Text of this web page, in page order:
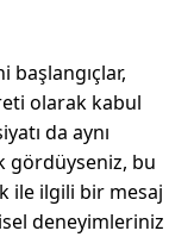
başlangıçlar,
olarak kabul
da aynı
gördüyseniz, bu
ile ilgili bir mesaj
deneyimleriniz